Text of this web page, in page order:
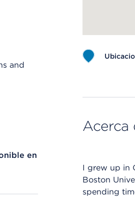
and
en
Acerca
I grew up in
Boston
spending